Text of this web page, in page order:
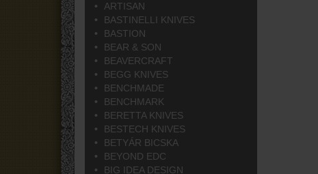
ARTISAN
BASTINELLI KNIVES
BASTION
BEAR & SON
BEAVERCRAFT
BEGG KNIVES
BENCHMADE
BENCHMARK
BERETTA KNIVES
BESTECH KNIVES
BETYÁR BICSKA
BEYOND EDC
BIG IDEA DESIGN